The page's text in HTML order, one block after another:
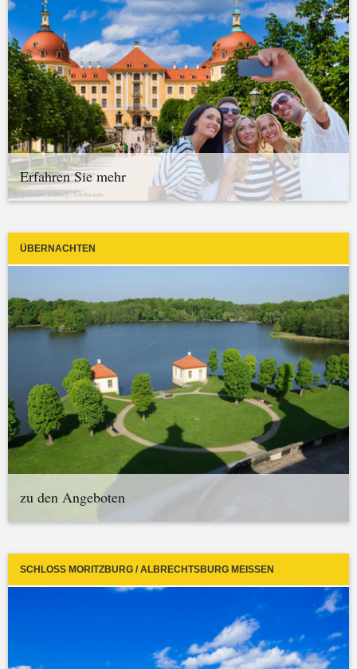
Erfahren Sie mehr
ÜBERNACHTEN
zu den Angeboten
SCHLOSS MORITZBURG / ALBRECHTSBURG MEISSEN